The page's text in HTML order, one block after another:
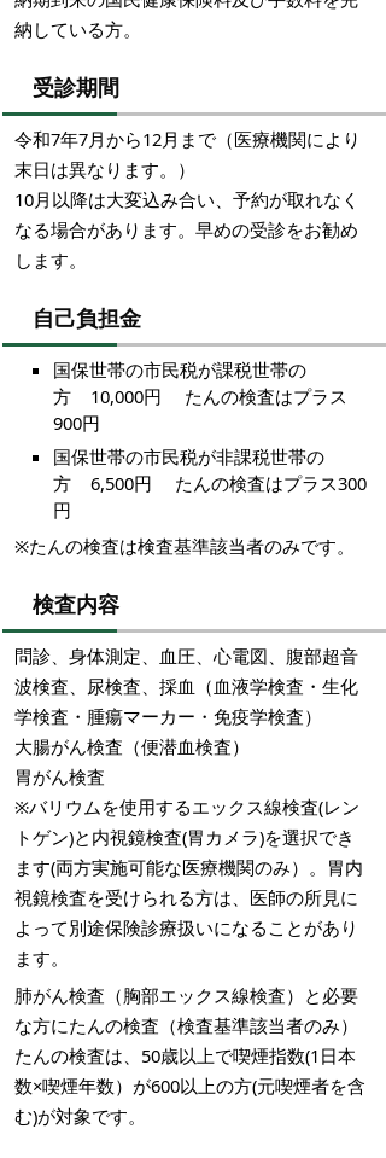
納している方。
受診期間
令和7年7月から12月まで（医療機関により
末日は異なります。）
10月以降は大変込み合い、予約が取れなく
なる場合があります。早めの受診をお勧め
します。
自己負担金
国保世帯の市民税が課税世帯の
方 10,000円 たんの検査はプラス
900円
国保世帯の市民税が非課税世帯の
方 6,500円 たんの検査はプラス300
円
※たんの検査は検査基準該当者のみです。
検査内容
問診、身体測定、血圧、心電図、腹部超音
波検査、尿検査、採血（血液学検査・生化
学検査・腫瘍マーカー・免疫学検査）
大腸がん検査（便潜血検査）
胃がん検査
※バリウムを使用するエックス線検査(レン
トゲン)と内視鏡検査(胃カメラ)を選択でき
ます(両方実施可能な医療機関のみ）。胃内
視鏡検査を受けられる方は、医師の所見に
よって別途保険診療扱いになることがあり
ます。
肺がん検査（胸部エックス線検査）と必要
な方にたんの検査（検査基準該当者のみ）
たんの検査は、50歳以上で喫煙指数(1日本
数×喫煙年数）が600以上の方(元喫煙者を含
む)が対象です。